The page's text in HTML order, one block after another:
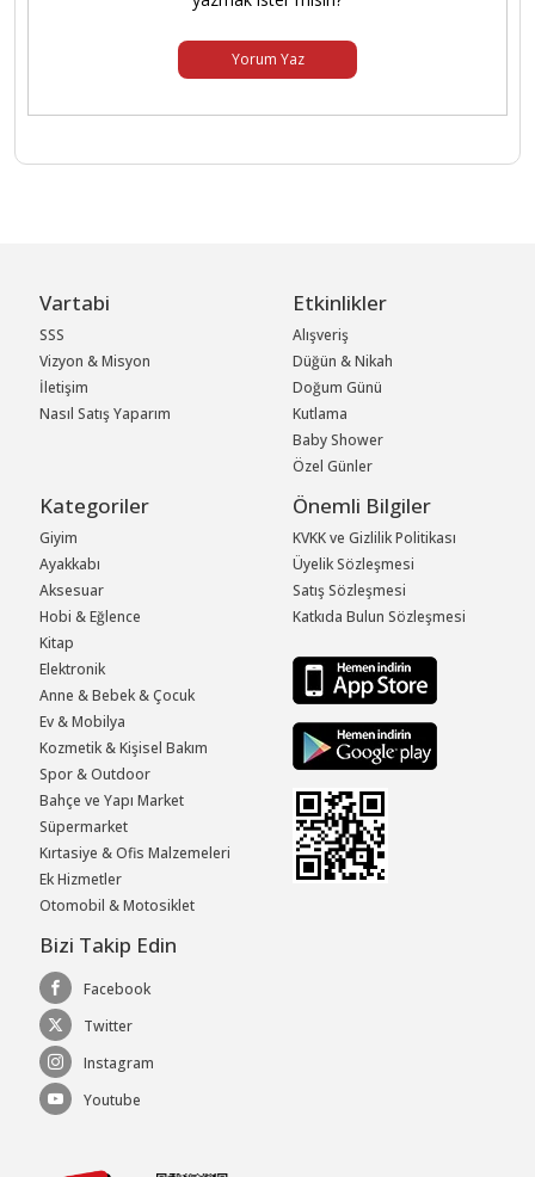
Yorum Yaz
Vartabi
SSS
Vizyon & Misyon
İletişim
Nasıl Satış Yaparım
Etkinlikler
Alışveriş
Düğün & Nikah
Doğum Günü
Kutlama
Baby Shower
Özel Günler
Kategoriler
Giyim
Ayakkabı
Aksesuar
Hobi & Eğlence
Kitap
Elektronik
Anne & Bebek & Çocuk
Ev & Mobilya
Kozmetik & Kişisel Bakım
Spor & Outdoor
Bahçe ve Yapı Market
Süpermarket
Kırtasiye & Ofis Malzemeleri
Ek Hizmetler
Otomobil & Motosiklet
Önemli Bilgiler
KVKK ve Gizlilik Politikası
Üyelik Sözleşmesi
Satış Sözleşmesi
Katkıda Bulun Sözleşmesi
Bizi Takip Edin
Facebook
Twitter
Instagram
Youtube